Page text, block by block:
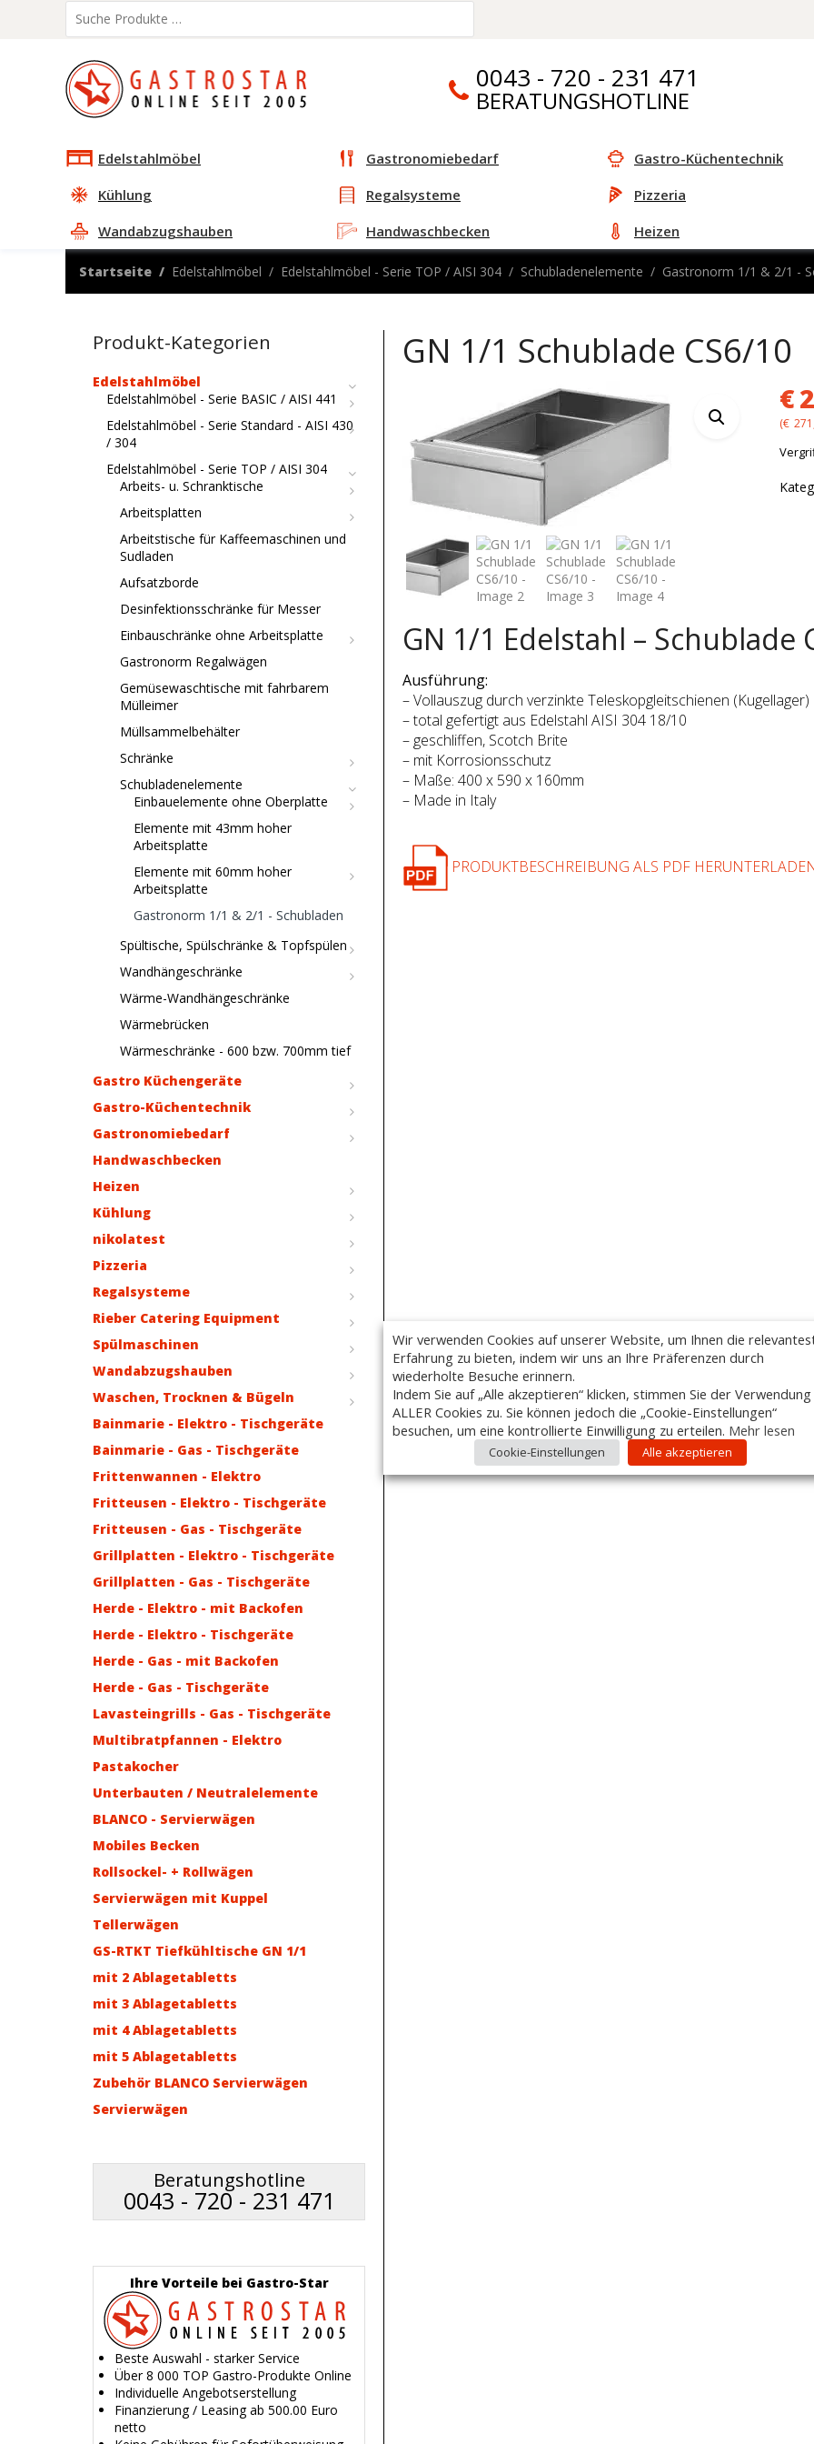
0043 - 720 - 231 471
BERATUNGSHOTLINE
Edelstahlmöbel Gastronomiebedarf
Gastro-Küchentechnik
Kühlung
Regalsysteme
Pizzeria
Wandabzugshauben
Handwaschbecken Heizen
Startseite Edelstahlmöbel Edelstahlmöbel - Serie TOP / AISI 304 Schubladenelemente Gastronorm 1/1 & 2/1 -
GN 1/1 Schublade CS6/10
€
(€
GN 1/1 Edelstahl – Schublade
Ausführung:
– Vollauszug durch verzinkte Teleskopgleitschienen (Kugellager)
– total gefertigt aus Edelstahl AISI 304 18/10
– geschliffen, Scotch Brite
– mit Korrosionsschutz
– Maße: 400 x 590 x 160mm
– Made in Italy
PRODUKTBESCHREIBUNG ALS PDF
Produkt-Kategorien
Edelstahlmöbel
Edelstahlmöbel - Serie BASIC / AISI 441
Edelstahlmöbel - Serie Standard - AISI 430
/ 304
Edelstahlmöbel - Serie TOP / AISI 304
Arbeits- u. Schranktische
Arbeitsplatten
Arbeitstische für Kaffeemaschinen und
Sudladen
Aufsatzborde
Desinfektionsschränke für Messer
Einbauschränke ohne Arbeitsplatte
Gastronorm Regalwägen
Gemüsewaschtische mit fahrbarem
Mülleimer
Müllsammelbehälter
Schränke
Schubladenelemente
Einbauelemente ohne Oberplatte
Elemente mit 43mm hoher
Arbeitsplatte
Elemente mit 60mm hoher
Arbeitsplatte
Gastronorm 1/1 & 2/1 - Schubladen
Spültische, Spülschränke & Topfspülen
Wandhängeschränke
Wärme-Wandhängeschränke
Wärmebrücken
Wärmeschränke - 600 bzw. 700mm tief
Gastro Küchengeräte
Gastro-Küchentechnik
Gastronomiebedarf
Handwaschbecken
Heizen
Kühlung
nikolatest
Pizzeria
Regalsysteme
Rieber Catering Equipment
Spülmaschinen
Wandabzugshauben
Waschen, Trocknen & Bügeln
Bainmarie - Elektro - Tischgeräte
Bainmarie - Gas - Tischgeräte
Frittenwannen - Elektro
Fritteusen - Elektro - Tischgeräte
Fritteusen - Gas - Tischgeräte
Grillplatten - Elektro - Tischgeräte
Grillplatten - Gas - Tischgeräte
Herde - Elektro - mit Backofen
Herde - Elektro - Tischgeräte
Herde - Gas - mit Backofen
Herde - Gas - Tischgeräte
Lavasteingrills - Gas - Tischgeräte
Multibratpfannen - Elektro
Pastakocher
Unterbauten / Neutralelemente
BLANCO - Servierwägen
Mobiles Becken
Rollsockel- + Rollwägen
Servierwägen mit Kuppel
Tellerwägen
GS-RTKT Tiefkühltische GN 1/1
mit 2 Ablagetabletts
mit 3 Ablagetabletts
mit 4 Ablagetabletts
mit 5 Ablagetabletts
Zubehör BLANCO Servierwägen
Servierwägen
Beratungshotline
0043 - 720 - 231 471
Ihre Vorteile bei Gastro-Star
Beste Auswahl - starker Service
Über 8 000 TOP Gastro-Produkte Online
Individuelle Angebotserstellung
Finanzierung / Leasing ab 500.00 Euro
netto
Wir verwenden Cookies auf unserer Website, um Ihnen die
Erfahrung zu bieten, indem wir uns an Ihre Präferenzen durch
wiederholte Besuche erinnern.
Indem Sie auf „Alle akzeptieren“ klicken, stimmen Sie der Verwendung
ALLER Cookies zu. Sie können jedoch die „Cookie-Einstellungen“
besuchen, um eine kontrollierte Einwilligung zu erteilen. Mehr lesen
Cookie-Einstellungen Alle akzeptieren